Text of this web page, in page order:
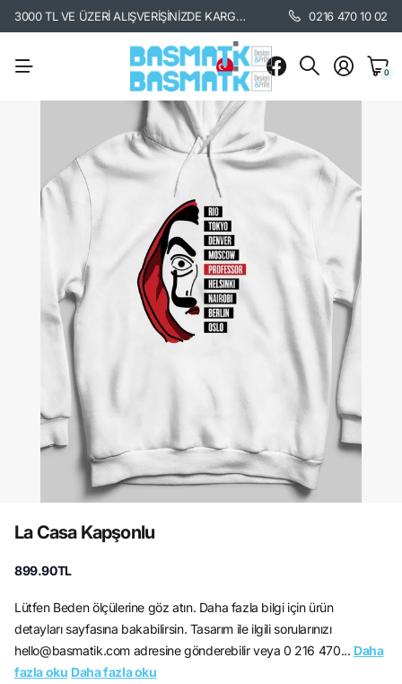
3000 TL VE ÜZERİ ALIŞVERİŞİNİZDE KARGO BEDAVA. / KARGO BİLGİSİ
0216 470 10 02
0
La Casa Kapşonlu
899.90TL
Lütfen Beden ölçülerine göz atın. Daha fazla bilgi için ürün
detayları sayfasına bakabilirsin. Tasarım ile ilgili sorularınızı
hello@basmatik.com adresine gönderebilir veya 0 216 470... Daha
fazla oku Daha fazla oku